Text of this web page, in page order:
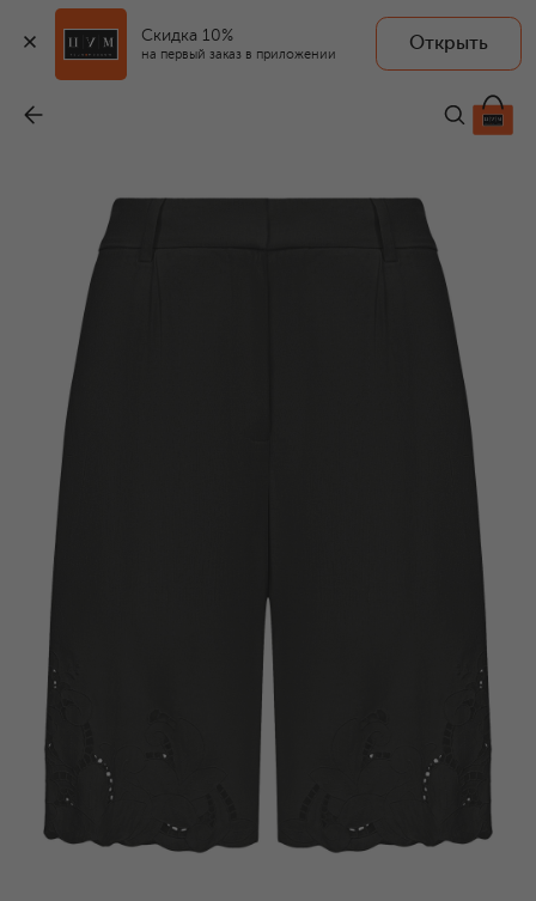
Скидка 10%
на первый заказ в приложении
Открыть
47 100 ₽